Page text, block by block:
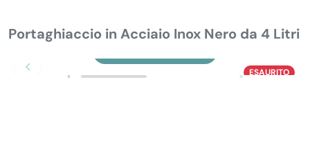
STOVIGLIE E TOVAGLIOLI
Portaghiaccio in Acciaio Inox Nero da 4 Litri
ESAURITO
Zoom